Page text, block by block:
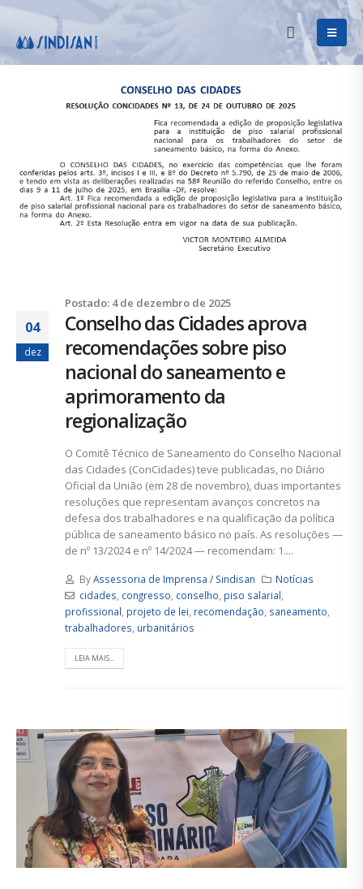
Postado: 4 de dezembro de 2025
04
dez
Conselho das Cidades aprova
recomendações sobre piso
nacional do saneamento e
aprimoramento da
regionalização
O Comitê Técnico de Saneamento do Conselho Nacional
das Cidades (ConCidades) teve publicadas, no Diário
Oficial da União (em 28 de novembro), duas importantes
resoluções que representam avanços concretos na
defesa dos trabalhadores e na qualificação da política
pública de saneamento básico no país. As resoluções —
de nº 13/2024 e nº 14/2024 — recomendam: 1....
ByAssessoria de Imprensa / Sindisan
Notícias
cidades congresso conselho piso salarial
profissional projeto de lei recomendação saneamento
trabalhadores urbanitários
LEIA MAIS...